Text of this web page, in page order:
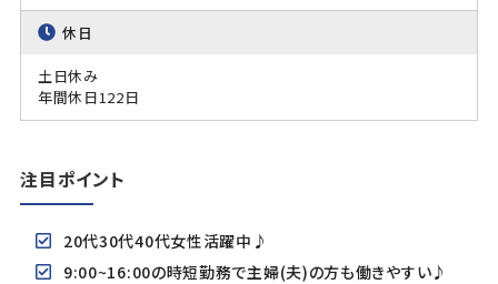
休日
土日休み
年間休日122日
注目ポイント
20代30代40代女性活躍中♪
9:00~16:00の時短勤務で主婦(夫)の方も働きやすい♪